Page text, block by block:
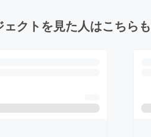
ェクトを見た人はこちら